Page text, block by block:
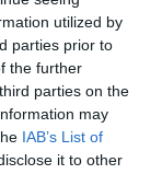
utilized by
parties prior to
the further
parties on the
may
IAB’s List of
it to other
izpostavili v
kosmatih
evrov,